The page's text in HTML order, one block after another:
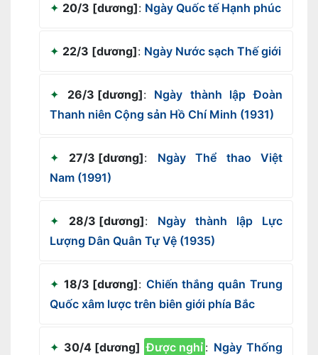
20/3 [dương]: Ngày Quốc tế Hạnh phúc
22/3 [dương]: Ngày Nước sạch Thế giới
26/3 [dương]:
Ngày thành lập Đoàn
Thanh niên Cộng sản Hồ Chí Minh (1931)
27/3 [dương]:
Ngày Thể thao Việt
Nam (1991)
28/3 [dương]:
Ngày thành lập Lực
Lượng Dân Quân Tự Vệ (1935)
18/3 [dương]: Chiến thắng quân Trung
Quốc xâm lược trên biên giới phía Bắc
30/4 [dương] Được nghỉ : Ngày Thống